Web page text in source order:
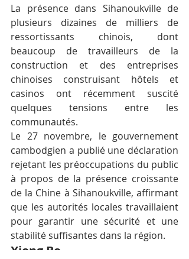
La présence dans Sihanoukville de
plusieurs dizaines de milliers de
ressortissants chinois, dont
beaucoup de travailleurs de la
construction et des entreprises
chinoises construisant hôtels et
casinos ont récemment suscité
quelques tensions entre les
communautés.
Le 27 novembre, le gouvernement
cambodgien a publié une déclaration
rejetant les préoccupations du public
à propos de la présence croissante
de la Chine à Sihanoukville, affirmant
que les autorités locales travaillaient
pour garantir une sécurité et une
stabilité suffisantes dans la région.
Xiong Bo